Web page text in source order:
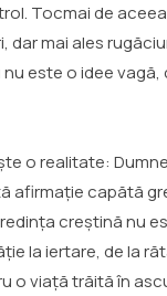
Tocmai de
mai ales
este o idee vagă,
o realitate:
afirmație capătă
creștină nu
la iertare, de la
o viață trăită în